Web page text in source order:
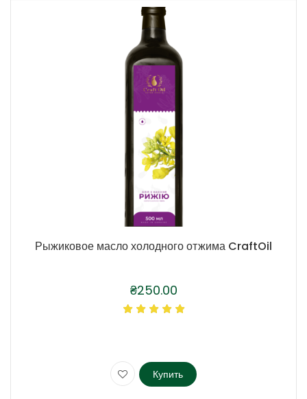
Рыжиковое масло холодного отжима CraftOil
₴250.00
Купить